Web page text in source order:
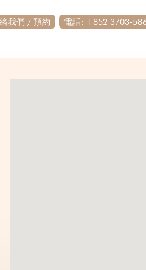
我們 / 預約 電話: +852 3703-